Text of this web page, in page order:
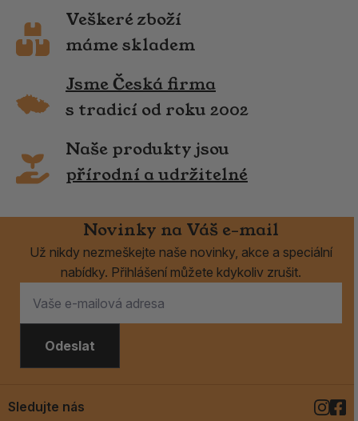
Veškeré zboží
máme skladem
Jsme Česká firma
s tradicí od roku 2002
Naše produkty jsou
přírodní a udržitelné
Novinky na Váš e-mail
Už nikdy nezmeškejte naše novinky, akce a speciální
nabídky. Přihlášení můžete kdykoliv zrušit.
Odeslat
Sledujte nás